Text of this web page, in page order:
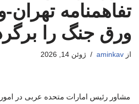
تفاهمنامه
ورق جنگ را
از aminkav ژوئن 14, 2026
مشاور رئیس امارات متحده عربی در امور